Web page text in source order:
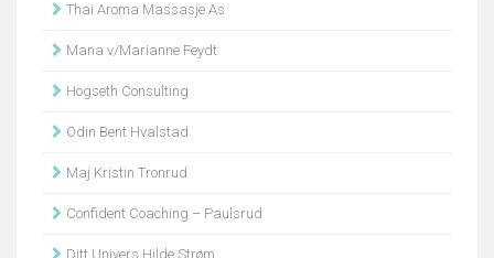
Thai Aroma Massasje As
Mana v/Marianne Feydt
Hogseth Consulting
Odin Bent Hvalstad
Maj Kristin Tronrud
Confident Coaching – Paulsrud
Ditt Univers Hilde Strøm